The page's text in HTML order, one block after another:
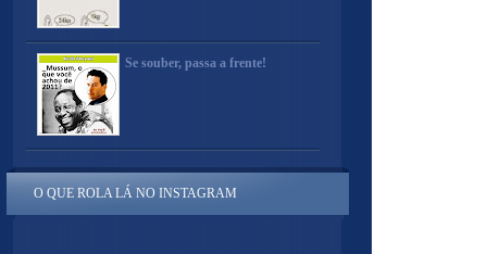
Se souber, passa a frente!
O QUE ROLA LÁ NO INSTAGRAM